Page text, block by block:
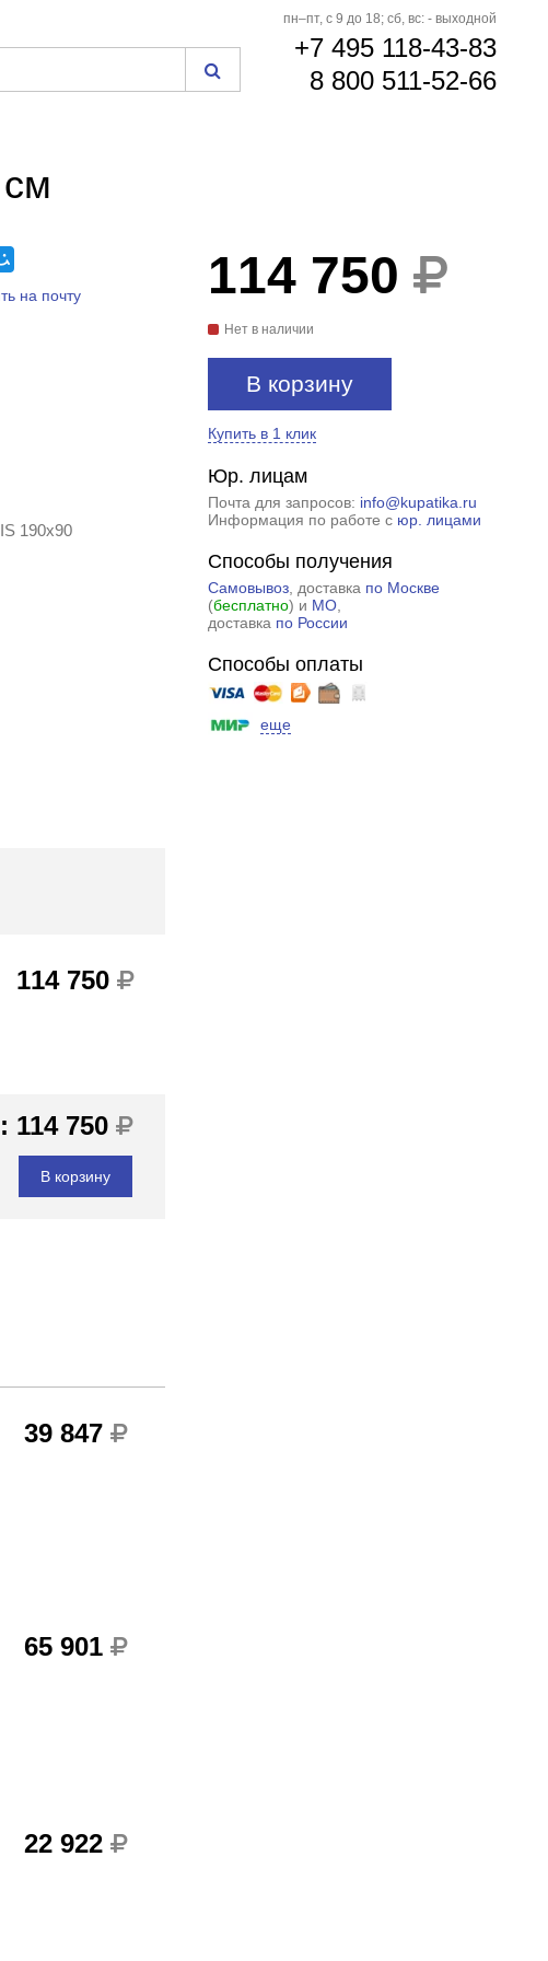
пн–пт, с 9 до 18; сб, вс: - выходной
+7 495 118-43-83
8 800 511-52-66
на почту
190x90
114 750
Нет в наличии
В корзину
Купить в 1 клик
Юр. лицам
Почта для запросов: info@kupatika.ru
Информация по работе с юр. лицами
Способы получения
Самовывоз, доставка по Москве
(бесплатно) и МО,
доставка по России
Способы оплаты
еще
114 750
114 750
В корзину
39 847
65 901
22 922